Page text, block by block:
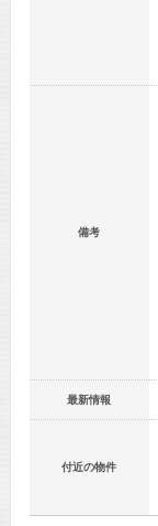
備考
最新情報
付近の物件